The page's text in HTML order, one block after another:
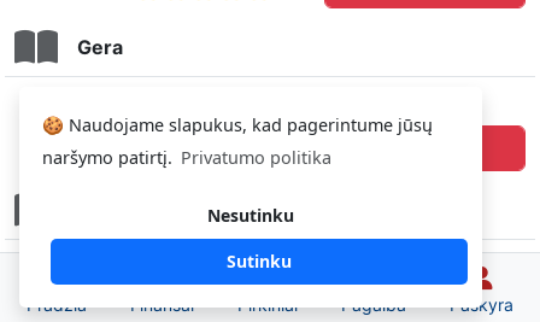
🍪 Naudojame slapukus, kad pagerintume jūsų
naršymo patirtį. Privatumo politika
Nesutinku
Sutinku
Gera
(Labai gera būklė)
Pradžia Finansai Pirkiniai Pagalba Paskyra